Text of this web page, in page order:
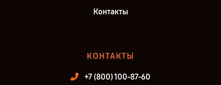
Контакты
КОНТАКТЫ
+7 (800) 100-87-60